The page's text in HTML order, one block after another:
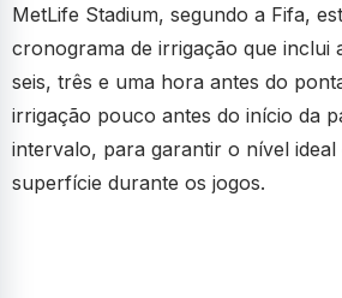
MetLife Stadium, segundo a Fifa,
cronograma de irrigação que inclui
seis, três e uma hora antes do
irrigação pouco antes do início da
intervalo, para garantir o nível ideal
superfície durante os jogos.